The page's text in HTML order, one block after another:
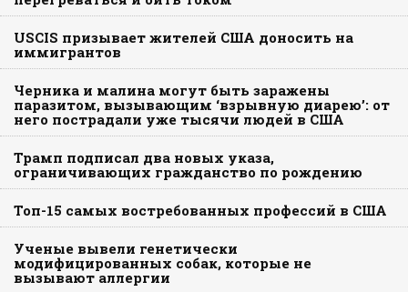
USCIS призывает жителей США доносить на
иммигрантов
Черника и малина могут быть заражены
паразитом, вызывающим ‘взрывную диарею’: от
него пострадали уже тысячи людей в США
Трамп подписал два новых указа,
ограничивающих гражданство по рождению
Топ-15 самых востребованных профессий в США
Ученые вывели генетически
модифицированных собак, которые не
вызывают аллергии